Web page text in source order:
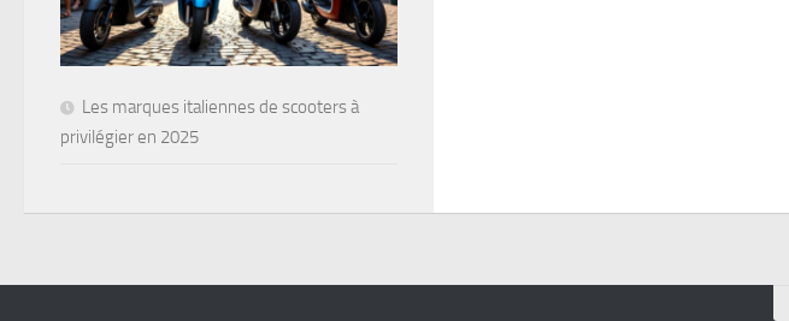
Les marques italiennes de scooters à
privilégier en 2025